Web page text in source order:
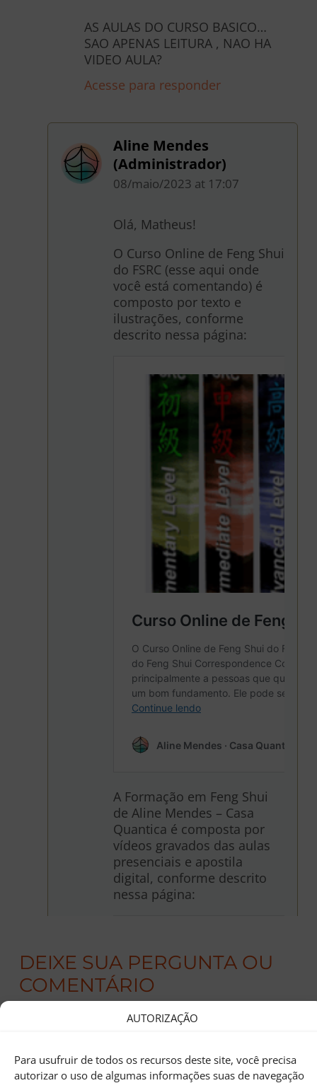
AUTORIZAÇÃO
Para usufruir de todos os recursos deste site, você precisa
autorizar o uso de algumas informações suas de navegação
AS AULAS DO CURSO BASICO…
SAO APENAS LEITURA , NAO HA
VIDEO AULA?
Acesse para responder
Aline Mendes
(Administrador)
08/maio/2023 at 17:07
Olá, Matheus!
O Curso Online de Feng Shui
do FSRC (esse aqui onde
você está comentando) é
composto por texto e
ilustrações, conforme
descrito nessa página:
A Formação em Feng Shui
de Aline Mendes – Casa
Quantica é composta por
vídeos gravados das aulas
presenciais e apostila
digital, conforme descrito
nessa página:
DEIXE SUA PERGUNTA OU
COMENTÁRIO
Você precisa fazer ologinpara publicar um